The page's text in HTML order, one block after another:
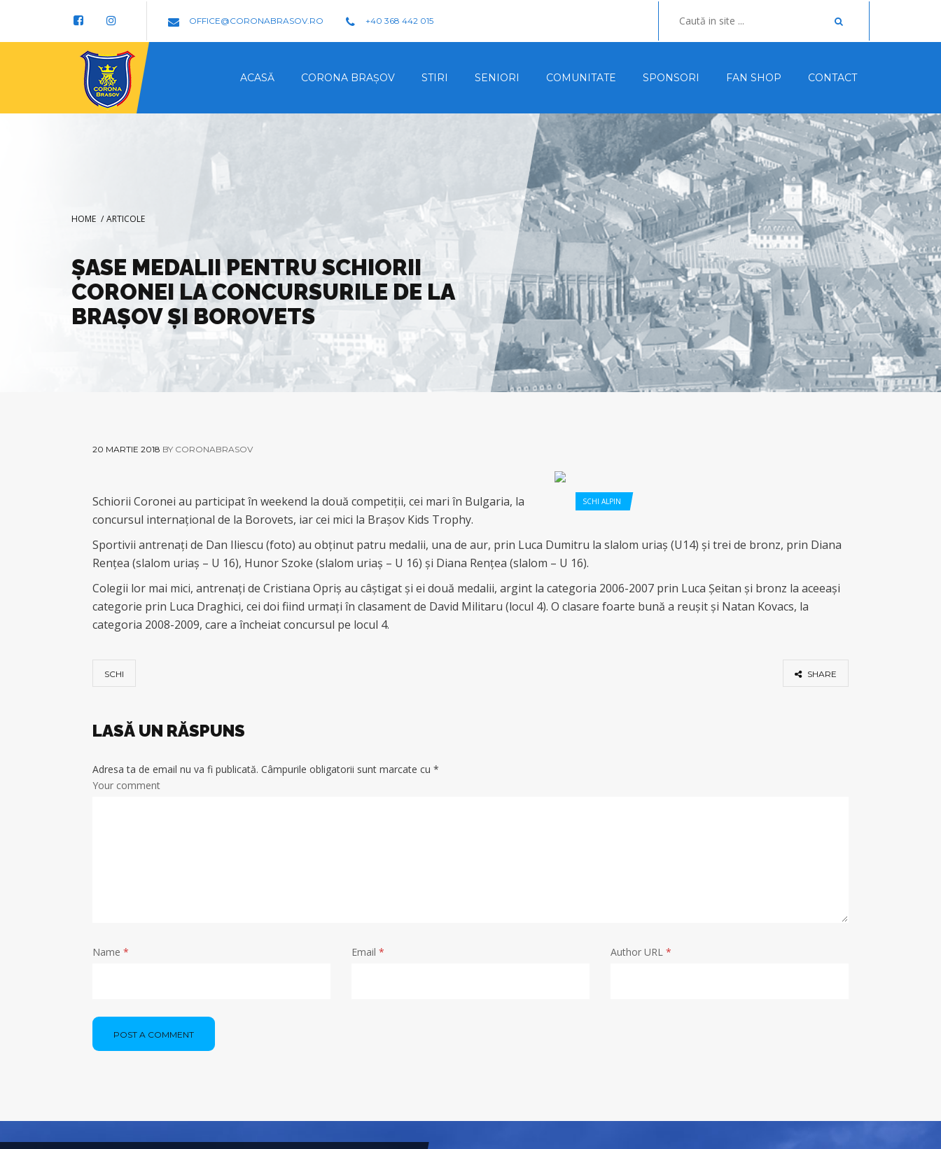
OFFICE@CORONABRASOV.RO +40 368 442 015
ACASĂ CORONA BRAŞOV STIRI SENIORI COMUNITATE SPONSORI FAN SHOP CONTACT
HOME / ARTICOLE
ȘASE MEDALII PENTRU SCHIORII
CORONEI LA CONCURSURILE DE LA
BRAȘOV ȘI BOROVETS
20 MARTIE 2018 BY CORONABRASOV
SCHI ALPIN
Schiorii Coronei au participat în weekend la două competiții, cei mari în Bulgaria, la
concursul internațional de la Borovets, iar cei mici la Brașov Kids Trophy.
Sportivii antrenați de Dan Iliescu (foto) au obținut patru medalii, una de aur, prin Luca Dumitru la slalom uriaș (U14) și trei de bronz, prin Diana
Rențea (slalom uriaș – U 16), Hunor Szoke (slalom uriaș – U 16) și Diana Rențea (slalom – U 16).
Colegii lor mai mici, antrenați de Cristiana Opriș au câștigat și ei două medalii, argint la categoria 2006-2007 prin Luca Șeitan și bronz la aceeași
categorie prin Luca Draghici, cei doi fiind urmați în clasament de David Militaru (locul 4). O clasare foarte bună a reușit și Natan Kovacs, la
categoria 2008-2009, care a încheiat concursul pe locul 4.
SCHI SHARE
LASĂ UN RĂSPUNS
Adresa ta de email nu va fi publicată. Câmpurile obligatorii sunt marcate cu *
Your comment
Name * Email * Author URL *
POST A COMMENT